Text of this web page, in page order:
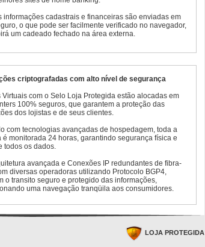
informações cadastrais e financeiras são enviadas em
o que pode ser facilmente verificado no navegador,
um cadeado fechado na área externa.
criptografadas com alto nível de segurança
Virtuais com o Selo Loja Protegida estão alocadas em
100% seguros, que garantem a proteção das
dos lojistas e de seus clientes.
com tecnologias avançadas de hospedagem, toda a
é monitorada 24 horas, garantindo segurança física e
todos os dados.
avançada e Conexões IP redundantes de fibra-
diversas operadoras utilizando Protocolo BGP4,
o transito seguro e protegido das informações,
uma navegação tranqüila aos consumidores.
LOJA PROTEGIDA